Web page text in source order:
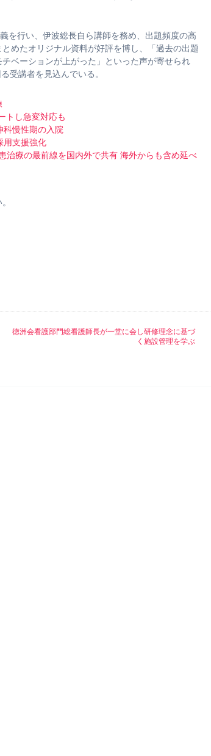
を行い、伊波総長自ら講師を務め、出題頻度の高
めたオリジナル資料が好評を博し、「過去の出題
ベーションが上がった」といった声が寄せられ
受講者を見込んでいる。
トし急変対応も
科慢性期の入院
用支援強化
治療の最前線を国内外で共有 海外からも含め延べ
徳洲会看護部門総看護師長が一堂に会し研修理念に基づ
く施設管理を学ぶ